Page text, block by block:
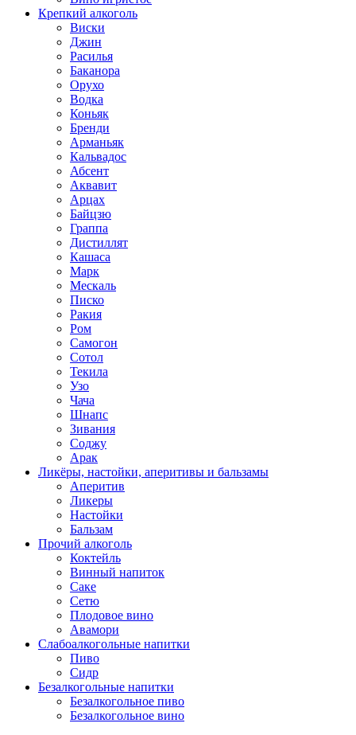
Крепкий алкоголь
Виски
Джин
Расилья
Баканора
Орухо
Водка
Коньяк
Бренди
Арманьяк
Кальвадос
Абсент
Аквавит
Арцах
Байцзю
Граппа
Дистиллят
Кашаса
Марк
Мескаль
Писко
Ракия
Ром
Самогон
Сотол
Текила
Узо
Чача
Шнапс
Зивания
Соджу
Арак
Ликёры, настойки, аперитивы и бальзамы
Аперитив
Ликеры
Настойки
Бальзам
Прочий алкоголь
Коктейль
Винный напиток
Саке
Сетю
Плодовое вино
Авамори
Слабоалкогольные напитки
Пиво
Сидр
Безалкогольные напитки
Безалкогольное пиво
Безалкогольное вино